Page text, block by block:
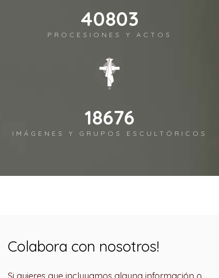
42372
PROCESIONES Y ACTOS
19394
IMÁGENES Y GRUPOS ESCULTÓRICOS
Colabora con nosotros!